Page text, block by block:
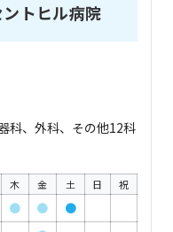
トヒル病院
科、外科、その他12科
木 金 土 日 祝
● ●
●